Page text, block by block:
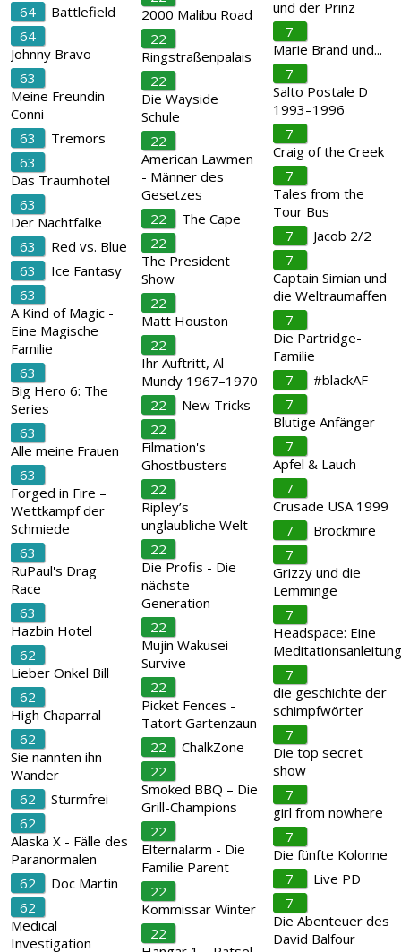
64
Battlefield
64
Johnny Bravo
63
Meine Freundin
Conni
63
Tremors
63
Das Traumhotel
63
Der Nachtfalke
63
Red vs. Blue
63
Ice Fantasy
63
A Kind of Magic -
Eine Magische
Familie
63
Big Hero 6: The
Series
63
Alle meine Frauen
63
Forged in Fire –
Wettkampf der
Schmiede
63
RuPaul's Drag
Race
63
Hazbin Hotel
62
Lieber Onkel Bill
62
High Chaparral
62
Sie nannten ihn
Wander
62
Sturmfrei
62
Alaska X - Fälle des
Paranormalen
62
Doc Martin
62
Medical
Investigation
2000 Malibu Road
22
Ringstraßenpalais
22
Die Wayside
Schule
22
American Lawmen
- Männer des
Gesetzes
22
The Cape
22
The President
Show
22
Matt Houston
22
Ihr Auftritt, Al
Mundy 1967–1970
22
New Tricks
22
Filmation's
Ghostbusters
22
Ripley’s
unglaubliche Welt
22
Die Profis - Die
nächste
Generation
22
Mujin Wakusei
Survive
22
Picket Fences -
Tatort Gartenzaun
22
ChalkZone
22
Smoked BBQ – Die
Grill-Champions
22
Elternalarm - Die
Familie Parent
22
Kommissar Winter
22
und der Prinz
7
Marie Brand und...
7
Salto Postale D
1993–1996
7
Craig of the Creek
7
Tales from the
Tour Bus
7
Jacob 2/2
7
Captain Simian und
die Weltraumaffen
7
Die Partridge-
Familie
7
#blackAF
7
Blutige Anfänger
7
Apfel & Lauch
7
Crusade USA 1999
7
Brockmire
7
Grizzy und die
Lemminge
7
Headspace: Eine
Meditationsanleitung
7
die geschichte der
schimpfwörter
7
Die top secret
show
7
girl from nowhere
7
Die fünfte Kolonne
7
Live PD
7
Die Abenteuer des
David Balfour